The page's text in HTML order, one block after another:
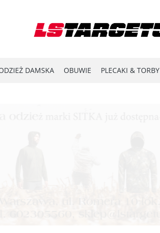
DAMSKA OBUWIE PLECAKI & TORBY